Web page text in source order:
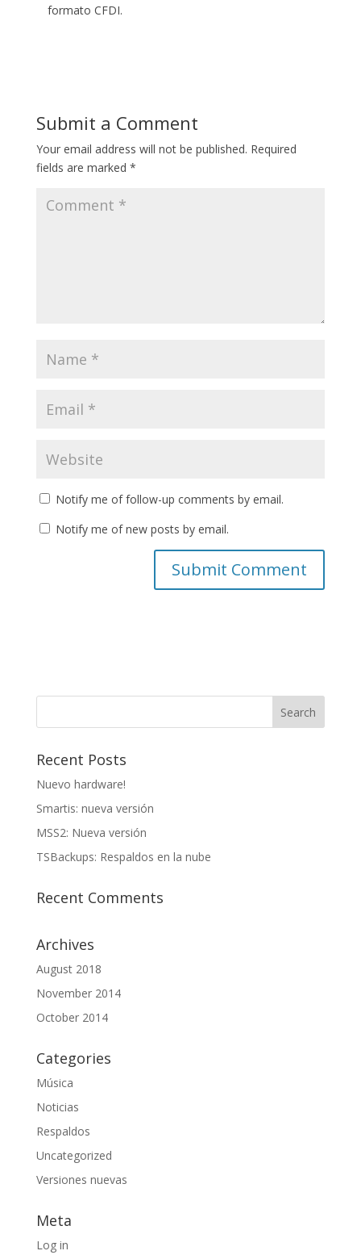
formato CFDI.
Submit a Comment
Your email address will not be published. Required
fields are marked *
Notify me of follow-up comments by email.
Notify me of new posts by email.
Recent Posts
Nuevo hardware!
Smartis: nueva versión
MSS2: Nueva versión
TSBackups: Respaldos en la nube
Recent Comments
Archives
August 2018
November 2014
October 2014
Categories
Música
Noticias
Respaldos
Uncategorized
Versiones nuevas
Meta
Log in